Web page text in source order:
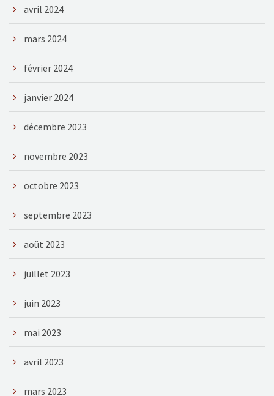
avril 2024
mars 2024
février 2024
janvier 2024
décembre 2023
novembre 2023
octobre 2023
septembre 2023
août 2023
juillet 2023
juin 2023
mai 2023
avril 2023
mars 2023